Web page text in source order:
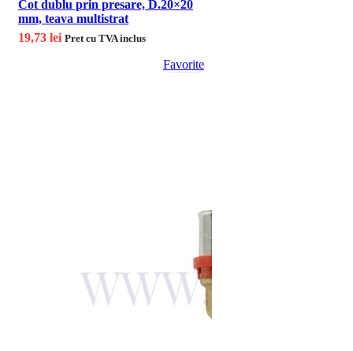
Cot dublu prin presare, D.20×20
mm, teava multistrat
19,73 lei Pret cu TVA inclus
Favorite